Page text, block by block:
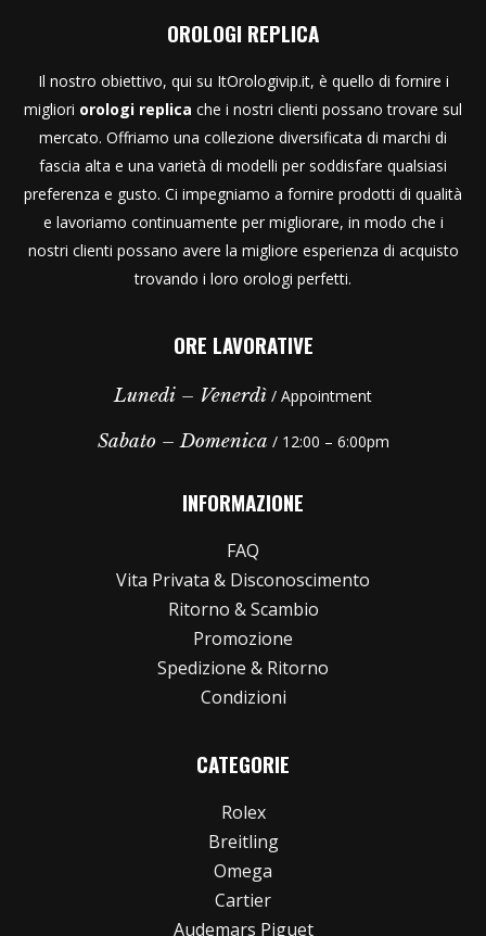
OROLOGI REPLICA
Il nostro obiettivo, qui su ItOrologivip.it, è quello di fornire i
migliori orologi replica che i nostri clienti possano trovare sul
mercato. Offriamo una collezione diversificata di marchi di
fascia alta e una varietà di modelli per soddisfare qualsiasi
preferenza e gusto. Ci impegniamo a fornire prodotti di qualità
e lavoriamo continuamente per migliorare, in modo che i
nostri clienti possano avere la migliore esperienza di acquisto
trovando i loro orologi perfetti.
ORE LAVORATIVE
Lunedi – Venerdì / Appointment
Sabato – Domenica / 12:00 – 6:00pm
INFORMAZIONE
FAQ
Vita Privata & Disconoscimento
Ritorno & Scambio
Promozione
Spedizione & Ritorno
Condizioni
CATEGORIE
Rolex
Breitling
Omega
Cartier
Audemars Piguet